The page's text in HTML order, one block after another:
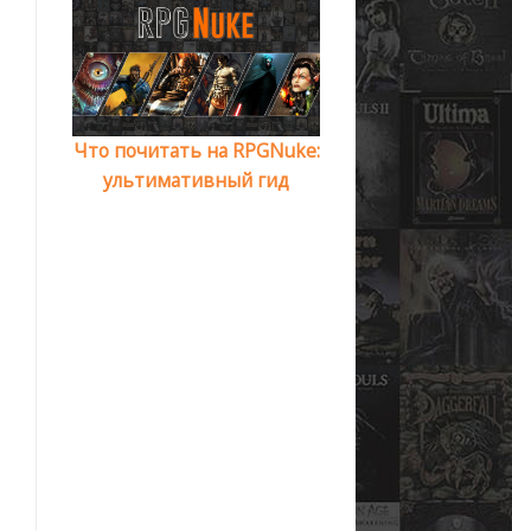
Что почитать на RPGNuke:
ультимативный гид